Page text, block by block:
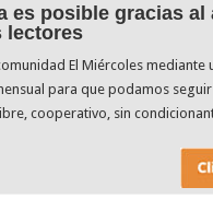
es posible gracias al
lectores
El Miércoles mediante
para que podamos
cooperativo, sin